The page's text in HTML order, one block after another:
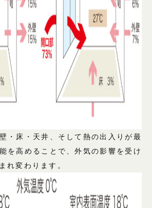
・床・天井、そして熱の出入りが最
を高めることで、外気の影響を受け
れ変わります。